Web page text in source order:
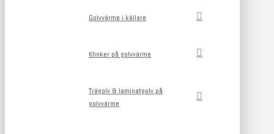
Golvvärme i källare
Klinker på golvvärme
Trägolv & laminatgolv på
golvvärme